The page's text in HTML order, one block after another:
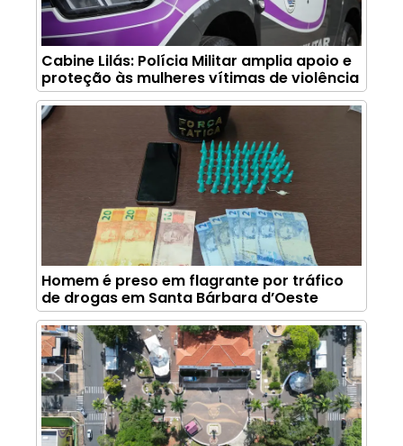
Cabine Lilás: Polícia Militar amplia apoio e
proteção às mulheres vítimas de violência
Homem é preso em flagrante por tráfico
de drogas em Santa Bárbara d’Oeste